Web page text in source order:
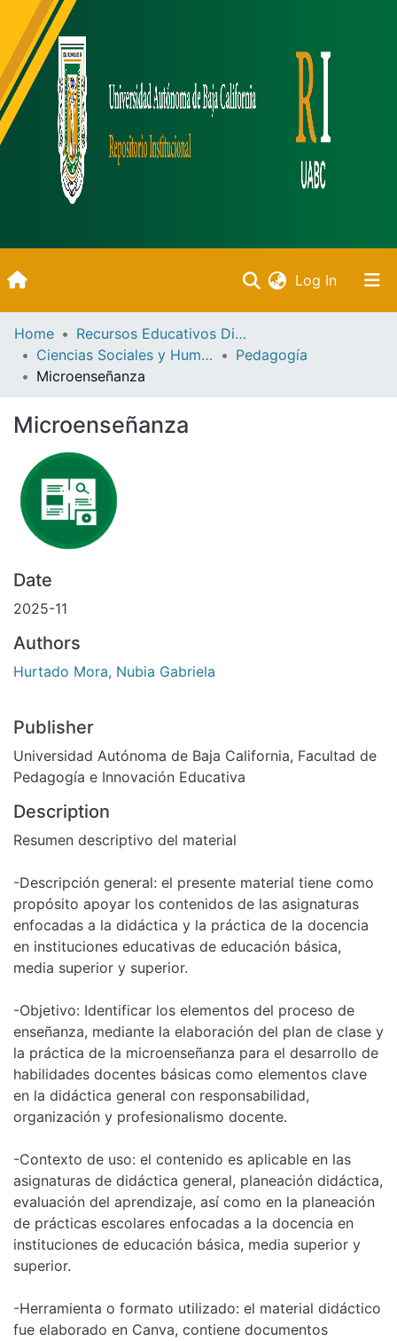
Log In(current)
Inicio
Communities & Collections
Statistics
Home
Recursos Educativos Digitales
Ciencias Sociales y Humanidades
Pedagogía
Microenseñanza
Microenseñanza
Date
2025-11
Authors
Hurtado Mora, Nubia Gabriela
Publisher
Universidad Autónoma de Baja California, Facultad de
Pedagogía e Innovación Educativa
Description
Resumen descriptivo del material
-Descripción general: el presente material tiene como
propósito apoyar los contenidos de las asignaturas
enfocadas a la didáctica y la práctica de la docencia
en instituciones educativas de educación básica,
media superior y superior.
-Objetivo: Identificar los elementos del proceso de
enseñanza, mediante la elaboración del plan de clase y
la práctica de la microenseñanza para el desarrollo de
habilidades docentes básicas como elementos clave
en la didáctica general con responsabilidad,
organización y profesionalismo docente.
-Contexto de uso: el contenido es aplicable en las
asignaturas de didáctica general, planeación didáctica,
evaluación del aprendizaje, así como en la planeación
de prácticas escolares enfocadas a la docencia en
instituciones de educación básica, media superior y
superior.
-Herramienta o formato utilizado: el material didáctico
fue elaborado en Canva, contiene documentos